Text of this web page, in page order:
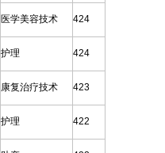
医学美容技术 424
护理 424
康复治疗技术 423
护理 422